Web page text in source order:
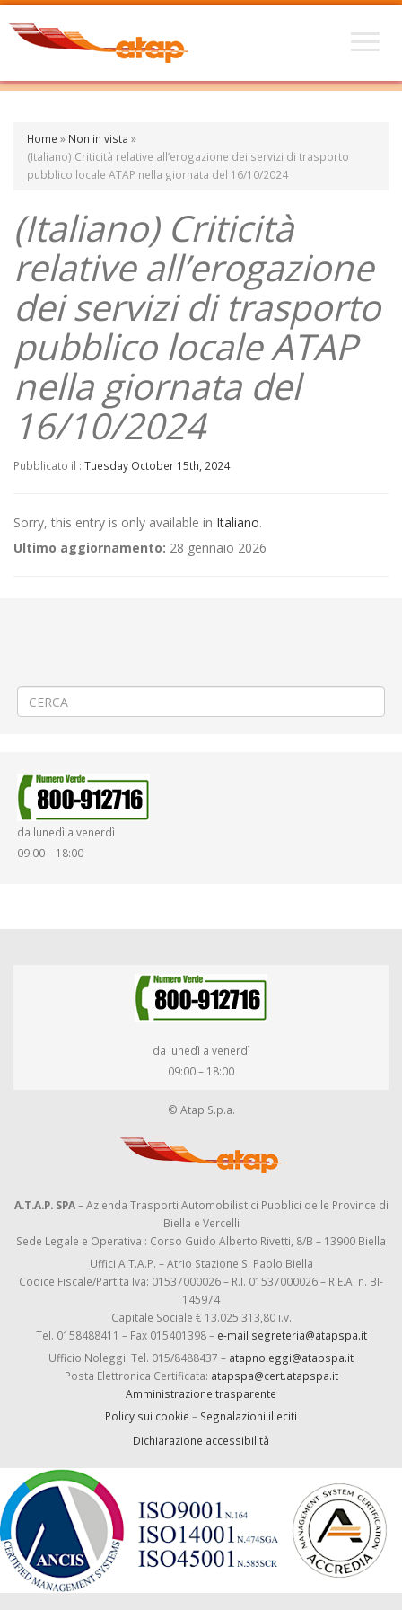
Home » Non in vista »
(Italiano) Criticità relative all’erogazione dei servizi di trasporto
pubblico locale ATAP nella giornata del 16/10/2024
(Italiano) Criticità
relative all’erogazione
dei servizi di trasporto
pubblico locale ATAP
nella giornata del
16/10/2024
Pubblicato il : Tuesday October 15th, 2024
Sorry, this entry is only available in Italiano.
Ultimo aggiornamento: 28 gennaio 2026
da lunedì a venerdì
09:00 – 18:00
da lunedì a venerdì
09:00 – 18:00
© Atap S.p.a.
A.T.A.P. SPA– Azienda Trasporti Automobilistici Pubblici delle Province di
Biella e Vercelli
Sede Legale e Operativa : Corso Guido Alberto Rivetti, 8/B – 13900 Biella
Uffici A.T.A.P. – Atrio Stazione S. Paolo Biella
Codice Fiscale/Partita Iva: 01537000026 – R.I. 01537000026 – R.E.A. n. BI-
145974
Capitale Sociale € 13.025.313,80 i.v.
Tel. 0158488411 – Fax 015401398 – e-mail segreteria@atapspa.it
Ufficio Noleggi: Tel. 015/8488437 – atapnoleggi@atapspa.it
Posta Elettronica Certificata: atapspa@cert.atapspa.it
Amministrazione trasparente
Policy sui cookie – Segnalazioni illeciti
Dichiarazione accessibilità